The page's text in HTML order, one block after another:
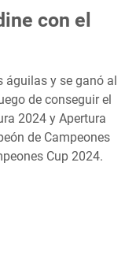
con el
águilas y se ganó al
de conseguir el
2024 y Apertura
de Campeones
Cup 2024.